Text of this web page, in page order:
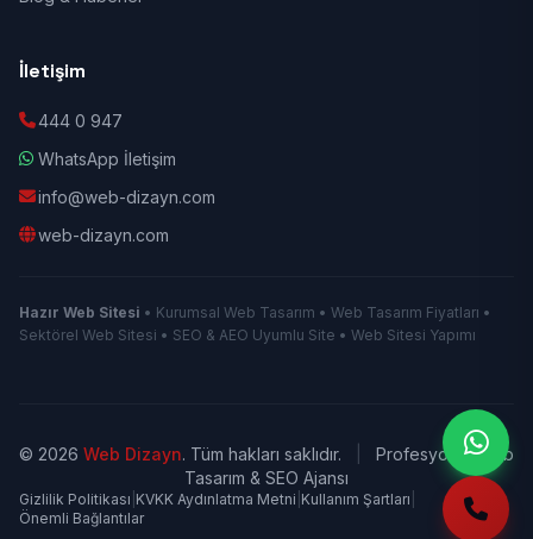
İletişim
444 0 947
WhatsApp İletişim
info@web-dizayn.com
web-dizayn.com
Hazır Web Sitesi • Kurumsal Web Tasarım • Web Tasarım Fiyatları •
Sektörel Web Sitesi • SEO & AEO Uyumlu Site • Web Sitesi Yapımı
© 2026 Web Dizayn. Tüm hakları saklıdır.
Profesyonel Web
Tasarım & SEO Ajansı
Gizlilik Politikası KVKK Aydınlatma Metni Kullanım Şartları
Önemli Bağlantılar